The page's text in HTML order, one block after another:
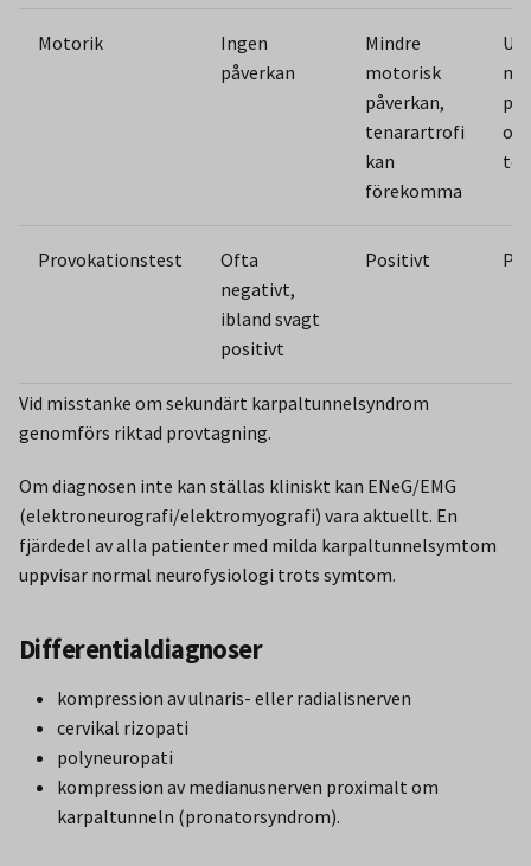
Motorik
Ingen
påverkan
Mindre
motorisk
påverkan,
tenarartrofi
kan
förekomma
Provokationstest
Ofta
negativt,
ibland svagt
positivt
Positivt
Vid misstanke om sekundärt karpaltunnelsyndrom
genomförs riktad provtagning.
Om diagnosen inte kan ställas kliniskt kan ENeG/EMG
(elektroneurografi/elektromyografi) vara aktuellt. En
fjärdedel av alla patienter med milda karpaltunnelsymtom
uppvisar normal neurofysiologi trots symtom.
Differentialdiagnoser
kompression av ulnaris- eller radialisnerven
cervikal rizopati
polyneuropati
kompression av medianusnerven proximalt om
karpaltunneln (pronatorsyndrom).